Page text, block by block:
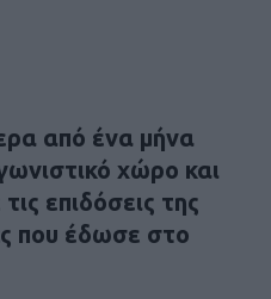
από ένα μήνα
χώρο και
επιδόσεις της
που έδωσε στο